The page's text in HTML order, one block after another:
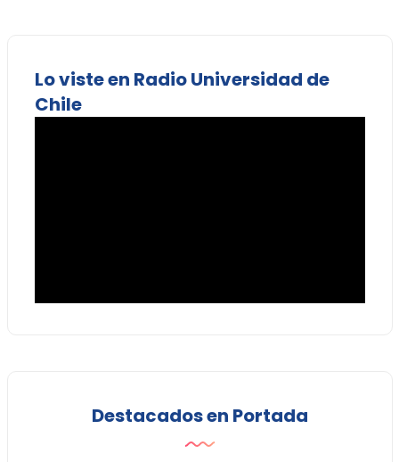
Lo viste en Radio Universidad de
Chile
Destacados en Portada